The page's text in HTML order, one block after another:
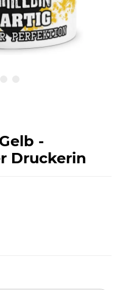
-
Druckerin